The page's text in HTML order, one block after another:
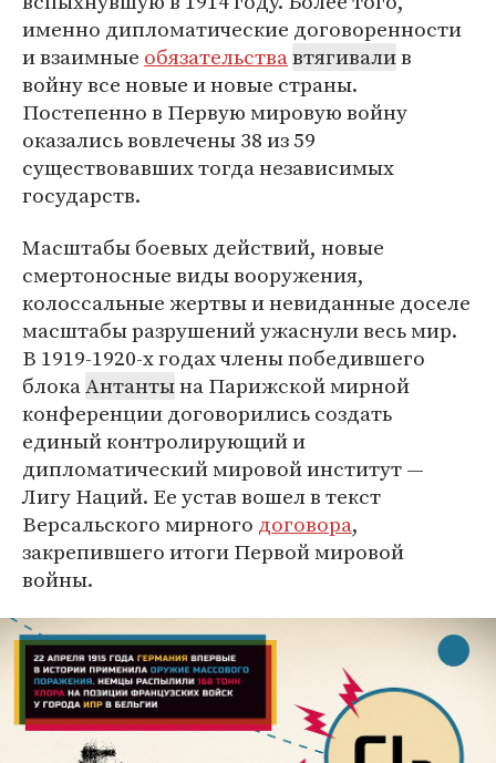
именно дипломатические договоренности
и взаимные обязательствавтягивалив
войну все новые и новые страны.
Постепенно в Первую мировую войну
оказались вовлечены 38 из 59
существовавших тогда независимых
государств.
Масштабы боевых действий, новые
смертоносные виды вооружения,
колоссальные жертвы и невиданные доселе
масштабы разрушений ужаснули весь мир.
В 1919-1920-х годах члены победившего
блокаАнтантына Парижской мирной
конференции договорились создать
единый контролирующий и
дипломатический мировой институт —
Лигу Наций. Ее устав вошел в текст
Версальского мирного договора,
закрепившего итоги Первой мировой
войны.